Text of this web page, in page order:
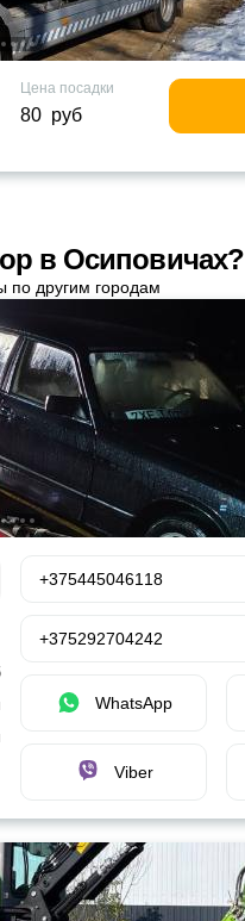
Цена посадки
80 руб
в Осиповичах?
по другим городам
+375445046118
+375292704242
WhatsApp
Viber